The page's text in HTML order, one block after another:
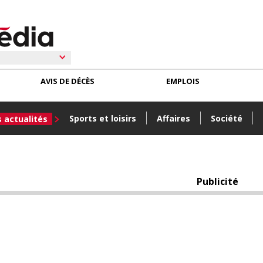
actualités Sports et loisirs Affaires Société
AVIS DE DÉCÈS EMPLOIS
Publicité